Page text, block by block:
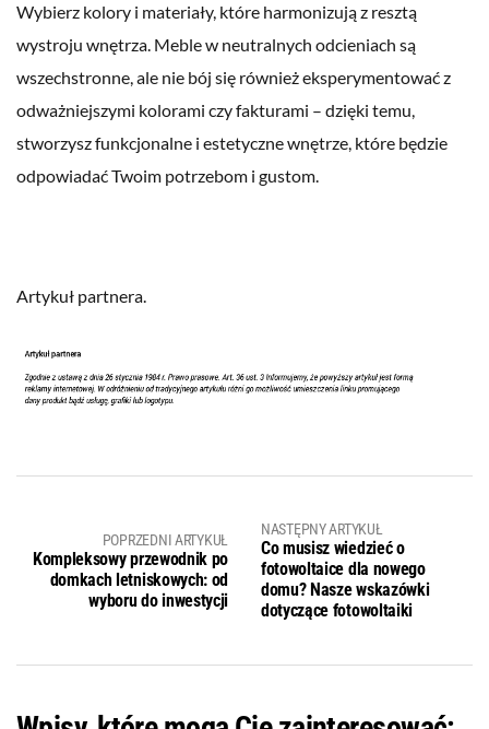
Wybierz kolory i materiały, które harmonizują z resztą
wystroju wnętrza. Meble w neutralnych odcieniach są
wszechstronne, ale nie bój się również eksperymentować z
odważniejszymi kolorami czy fakturami – dzięki temu,
stworzysz funkcjonalne i estetyczne wnętrze, które będzie
odpowiadać Twoim potrzebom i gustom.
Artykuł partnera.
POPRZEDNI ARTYKUŁ
Kompleksowy przewodnik po
domkach letniskowych: od
wyboru do inwestycji
NASTĘPNY ARTYKUŁ
Co musisz wiedzieć o
fotowoltaice dla nowego
domu? Nasze wskazówki
dotyczące fotowoltaiki